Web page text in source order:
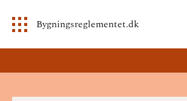
Bygningsreglementet.dk